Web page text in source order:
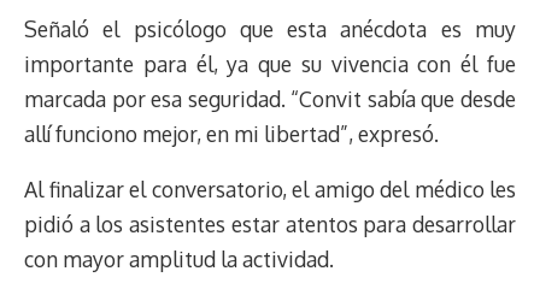
Señaló el psicólogo que esta anécdota es muy
importante para él, ya que su vivencia con él fue
marcada por esa seguridad. “Convit sabía que desde
allí funciono mejor, en mi libertad”, expresó.
Al finalizar el conversatorio, el amigo del médico les
pidió a los asistentes estar atentos para desarrollar
con mayor amplitud la actividad.